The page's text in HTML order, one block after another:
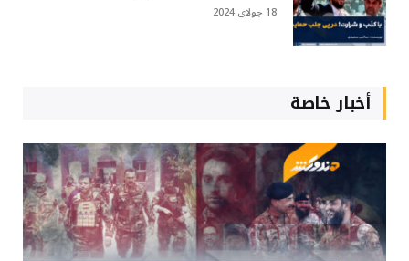
18 جولای 2024
أخبار خاصة